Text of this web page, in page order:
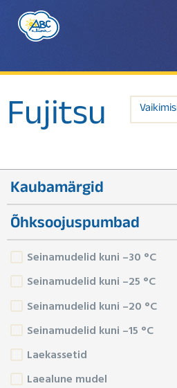
Fujitsu
Kaubamärgid
Õhksoojuspumbad
Seinamudelid kuni –30 °C
Seinamudelid kuni –25 °C
Seinamudelid kuni –20 °C
Seinamudelid kuni –15 °C
Laekassetid
Laealune mudel